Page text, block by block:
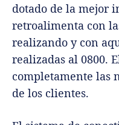
dotado de la mejor
retroalimenta con
realizando y con
realizadas al 0800.
completamente las
de los clientes.